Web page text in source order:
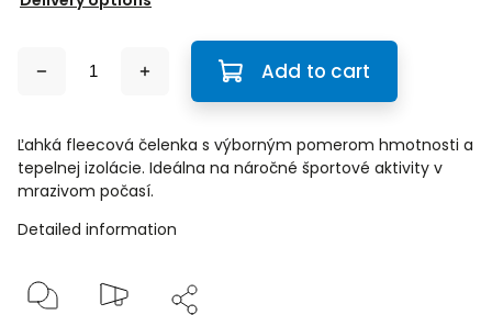
Add to cart
Ľahká fleecová čelenka s výborným pomerom hmotnosti a
tepelnej izolácie. Ideálna na náročné športové aktivity v
mrazivom počasí.
Detailed information